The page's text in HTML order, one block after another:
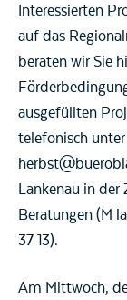
Interessierten
auf das
beraten wir Sie
ausgefüllten
telefonisch
Lankenau in der
Beratungen (M
37 13).
Am Mittwoch,